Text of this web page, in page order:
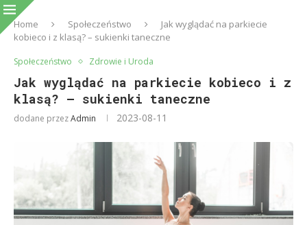
Home Społeczeństwo
Jak wyglądać na parkiecie
kobieco i z klasą? – sukienki taneczne
Społeczeństwo Zdrowie i Uroda
Jak wyglądać na parkiecie kobieco i z
klasą? – sukienki taneczne
dodane przezAdmin 2023-08-11